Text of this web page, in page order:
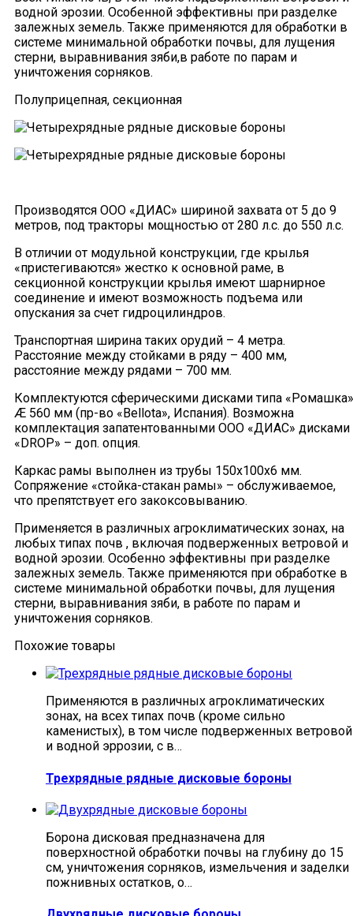
водной эрозии. Особенной эффективны при разделке
залежных земель. Также применяются для обработки в
системе минимальной обработки почвы, для лущения
стерни, выравнивания зяби,в работе по парам и
уничтожения сорняков.
Полуприцепная, секционная
Производятся ООО «ДИАС» шириной захвата от 5 до 9
метров, под тракторы мощностью от 280 л.с. до 550 л.с.
В отличии от модульной конструкции, где крылья
«пристегиваются» жестко к основной раме, в
секционной конструкции крылья имеют шарнирное
соединение и имеют возможность подъема или
опускания за счет гидроцилиндров.
Транспортная ширина таких орудий – 4 метра.
Расстояние между стойками в ряду – 400 мм,
расстояние между рядами – 700 мм.
Комплектуются сферическими дисками типа «Ромашка»
Æ 560 мм (пр-во «Bellota», Испания). Возможна
комплектация запатентованными ООО «ДИАС» дисками
«DROP» – доп. опция.
Каркас рамы выполнен из трубы 150х100х6 мм.
Сопряжение «стойка-стакан рамы» – обслуживаемое,
что препятствует его закоксовыванию.
Применяется в различных агроклиматических зонах, на
любых типах почв , включая подверженных ветровой и
водной эрозии. Особенно эффективны при разделке
залежных земель. Также применяются при обработке в
системе минимальной обработки почвы, для лущения
стерни, выравнивания зяби, в работе по парам и
уничтожения сорняков.
Похожие товары
Применяются в различных агроклиматических
зонах, на всех типах почв (кроме сильно
каменистых), в том числе подверженных ветровой
и водной эррозии, с в…
Трехрядные рядные дисковые бороны
Борона дисковая предназначена для
поверхностной обработки почвы на глубину до 15
см, уничтожения сорняков, измельчения и заделки
пожнивных остатков, о…